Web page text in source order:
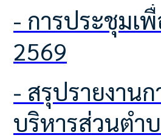
- การประชุมเพื่อมอบนโยบายในการประกาศเจตนารมณ์นโยบาย (No Gift Policy)
2569
- สรุปรายงานการดำเนินงานตามนโยบาย No Gift Policy จากการปฏิบัติหน้าที่ องค์การ
บริหารส่วนตำ